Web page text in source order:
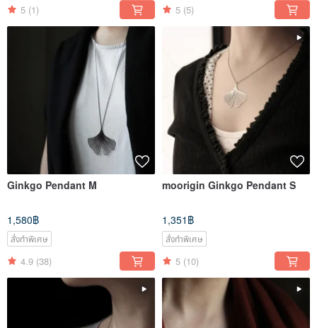
5 (1) 5 (5)
Ginkgo Pendant M
1,580฿
สั่งทำพิเศษ
4.9 (38)
moorigin Ginkgo Pendant S
1,351฿
สั่งทำพิเศษ
5 (10)